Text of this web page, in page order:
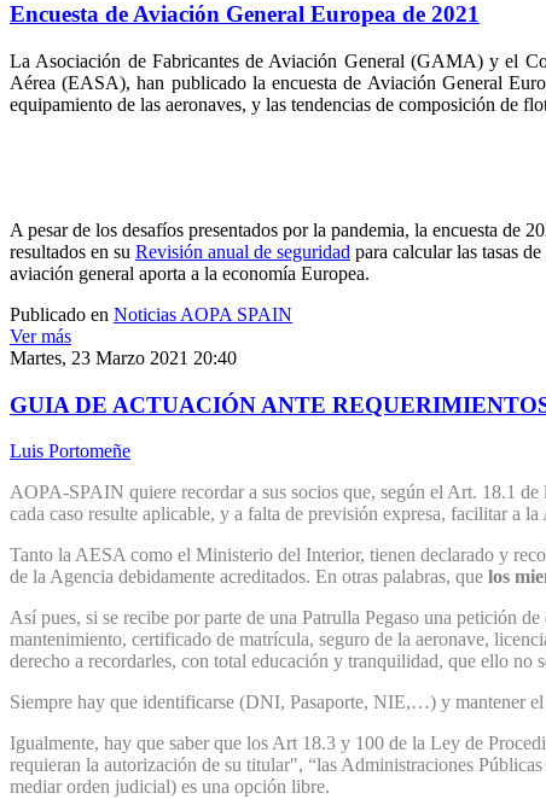
Encuesta de Aviación General Europea de 2021
La Asociación de Fabricantes de Aviación General (GAMA) y el
Aérea (EASA), han publicado la encuesta de Aviación General
equipamiento de las aeronaves, y las tendencias de composición de
A pesar de los desafíos presentados por la pandemia, la encuesta de
resultados en su Revisión anual de seguridad para calcular las tasas
aviación general aporta a la economía Europea.
Publicado en Noticias AOPA SPAIN
Ver más
Martes, 23 Marzo 2021 20:40
GUIA DE ACTUACIÓN ANTE
Luis Portomeñe
AOPA-SPAIN quiere recordar a sus socios que, según el Art. 18.1
cada caso resulte aplicable, y a falta de previsión expresa, facilitar a
Tanto la AESA como el Ministerio del Interior, tienen declarado y
de la Agencia debidamente acreditados. En otras palabras, que los
Así pues, si se recibe por parte de una Patrulla Pegaso una petición de
mantenimiento, certificado de matrícula, seguro de la aeronave,
derecho a recordarles, con total educación y tranquilidad, que ello no
Siempre hay que identificarse (DNI, Pasaporte, NIE,…) y mantener
Igualmente, hay que saber que los Art 18.3 y 100 de la Ley de
requieran la autorización de su titular", “las Administraciones
mediar orden judicial) es una opción libre.